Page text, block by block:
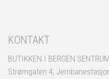
KONTAKT
BUTIKKEN I BERGEN SENTRUM
Strømgaten 4,